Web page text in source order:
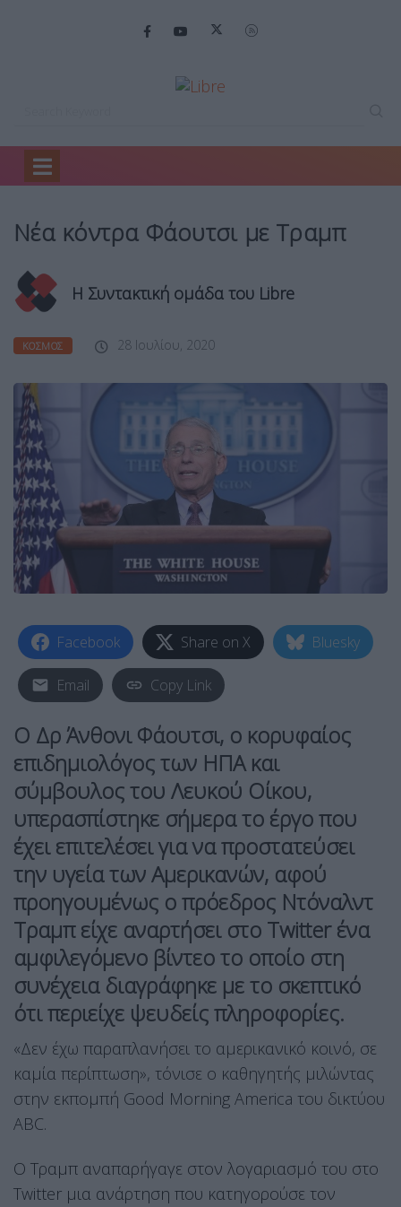
Home
Νέα κόντρα Φάουτσι με Τραμπ
Η Συντακτική ομάδα του Libre
ΚΌΣΜΟΣ 28 Ιουλίου, 2020
Facebook Share on X Bluesky
Email Copy Link
Ο Δρ Άνθονι Φάουτσι, ο κορυφαίος
επιδημιολόγος των ΗΠΑ και
σύμβουλος του Λευκού Οίκου,
υπερασπίστηκε σήμερα το έργο που
έχει επιτελέσει για να προστατεύσει
την υγεία των Αμερικανών, αφού
προηγουμένως ο πρόεδρος Ντόναλντ
Τραμπ είχε αναρτήσει στο Twitter ένα
αμφιλεγόμενο βίντεο το οποίο στη
συνέχεια διαγράφηκε με το σκεπτικό
ότι περιείχε ψευδείς πληροφορίες.
«Δεν έχω παραπλανήσει το αμερικανικό κοινό, σε
καμία περίπτωση», τόνισε ο καθηγητής μιλώντας
στην εκπομπή Good Morning America του δικτύου
ABC.
Ο Τραμπ αναπαρήγαγε στον λογαριασμό του στο
Twitter μια ανάρτηση που κατηγορούσε τον